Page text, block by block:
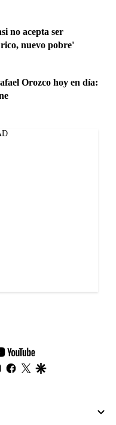
no acepta ser
nuevo pobre'
Orozco hoy en día:
youtube-
footer
instagram
facebook
twitter